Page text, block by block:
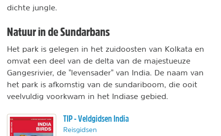
dichte jungle.
Natuur in de Sundarbans
Het park is gelegen in het zuidoosten van Kolkata en
omvat een deel van de delta van de majestueuze
Gangesrivier, de "levensader" van India. De naam van
het park is afkomstig van de sundariboom, die ooit
veelvuldig voorkwam in het Indiase gebied.
TIP - Veldgidsen India
Reisgidsen